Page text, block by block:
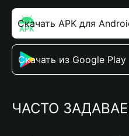
Скачать APK для
Скачать из Google Play
ЧАСТО